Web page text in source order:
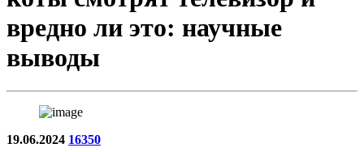
вредно ли это: научные
выводы
19.06.2024 16350